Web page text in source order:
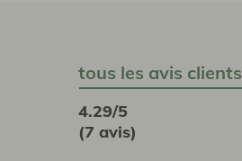
tous les avis clients
4.29/5
(7 avis)